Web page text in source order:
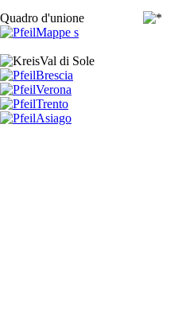
Quadro d'unione
Mappe s
Val di Sole
Brescia
Verona
Trento
Asiago